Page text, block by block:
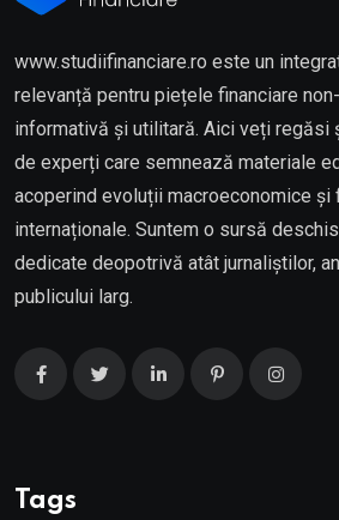
www.studiifinanciare.ro este un
relevanță pentru piețele financiare
informativă și utilitară. Aici veți regăsi
de experți care semnează materiale
acoperind evoluții macroeconomice și
internaționale. Suntem o sursă
dedicate deopotrivă atât jurnaliștilor,
publicului larg.
Tags